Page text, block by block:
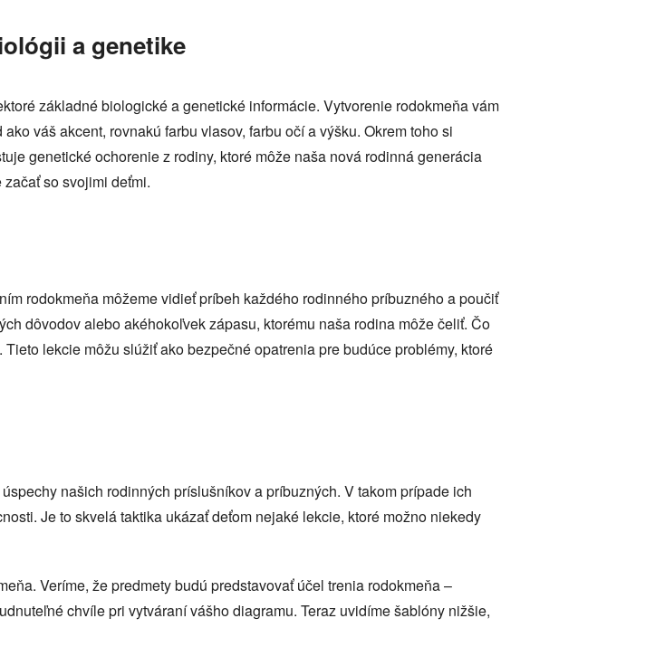
a genetike
základné biologické a genetické informácie. Vytvorenie rodokmeňa vám
váš akcent, rovnakú farbu vlasov, farbu očí a výšku. Okrem toho si
genetické ochorenie z rodiny, ktoré môže naša nová rodinná generácia
so svojimi deťmi.
rodokmeňa môžeme vidieť príbeh každého rodinného príbuzného a poučiť
dôvodov alebo akéhokoľvek zápasu, ktorému naša rodina môže čeliť. Čo
lekcie môžu slúžiť ako bezpečné opatrenia pre budúce problémy, ktoré
našich rodinných príslušníkov a príbuzných. V takom prípade ich
Je to skvelá taktika ukázať deťom nejaké lekcie, ktoré možno niekedy
Veríme, že predmety budú predstavovať účel trenia rodokmeňa –
chvíle pri vytváraní vášho diagramu. Teraz uvidíme šablóny nižšie,